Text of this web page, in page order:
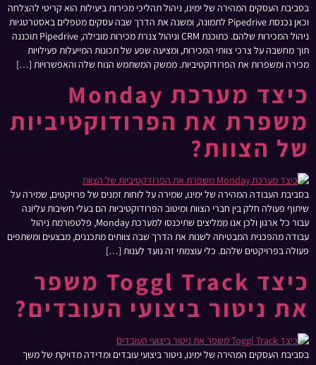
בסביבת העסקים המהירה של ימינו, ניהול תהליכי מכירות ביעילות הוא קריטי להצלחה
וכאן נכנסת Pipedrive לתמונה, ומשנה את הדרך שבה עסקים מטפלים באסטרטגיות
ניהול המכירות שלהם. כתוכנת CRM וניהול צנרת מכירות מובילה, Pipedrive תוכננה
תוך מחשבה על צרכי צוותי המכירות, ומציעה שפע של תכונות המייעלות פעילויות
מכירה ומשפרות את הפרודוקטיביות. ממשק המשתמש הנוח שלה והאפשרויות […]
כיצד מערכת Monday
משפרת את הפרודוקטיביות
של הצוות?
בסביבת העבודה המהירה של ימינו, שמירה על לוחות זמנים של פרויקטים, שמירה על
שיתוף פעולה חלק בין חברי הצוות ומיטוב הפרודוקטיביות הם בעלי חשיבות עליונה
עבור כל ארגון ולכן אנו ממליצים שתיכנסו למערכת Monday, פלטפורמת ניהול
עבודה מהפכנית המבטיחה לשנות את הדרך שבה צוותים מתכננים, מבצעים ומשתפים
פעולה בפרויקטים שלהם. כלי עוצמתי זה נועד לענות […]
כיצד Toggl Track משפר
את ניטור ביצועי העובדים?
בסביבת העסקים המהירה של ימינו, ניטור ביצועי עובדים ומדידה מדויקת של משך